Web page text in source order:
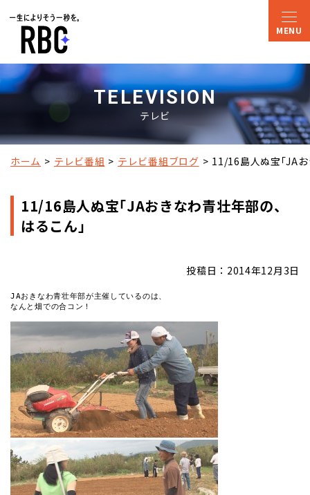
TELEVISION
テレビ
ホーム テレビ番組 テレビ番組ブログ 11/16島人ぬ宝｢JA
11/16島人ぬ宝｢JAおきなわ青壮年部の、
はるこん｣
投稿日：2014年12月3日
JAおきなわ青壮年部が主催しているのは、
なんと畑での合コン！